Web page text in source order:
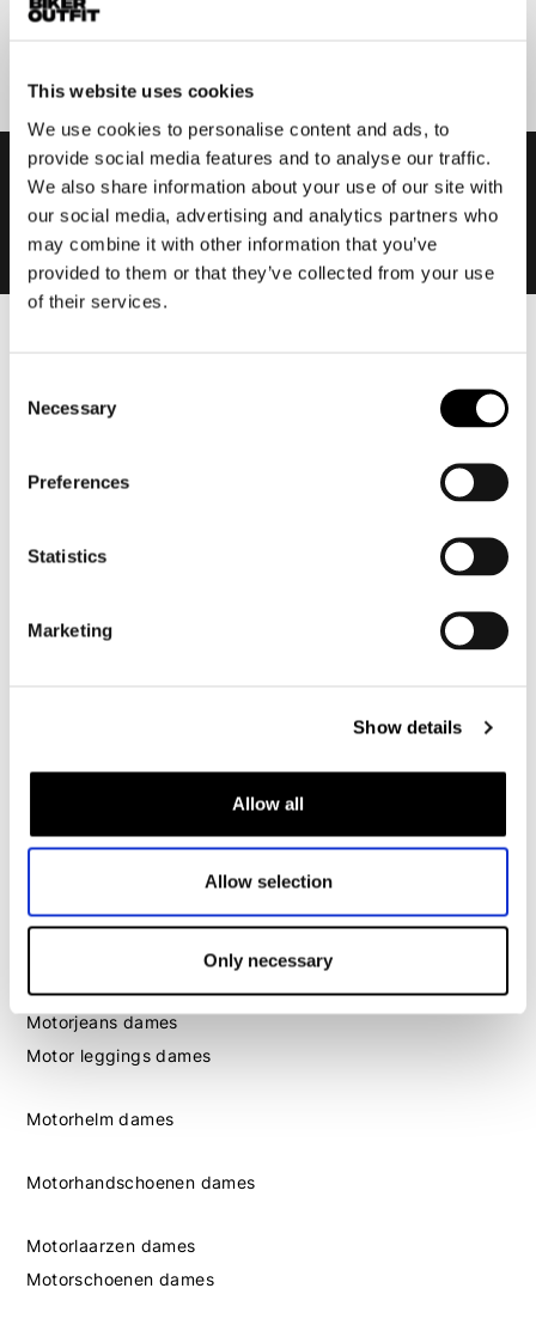
This website uses cookies
We use cookies to personalise content and ads, to
provide social media features and to analyse our traffic.
We also share information about your use of our site with
our social media, advertising and analytics partners who
may combine it with other information that you’ve
provided to them or that they’ve collected from your use
of their services.
Selection
Necessary
Preferences
Statistics
Marketing
Show details
Allow all
Allow selection
Only necessary
Motorjas heren
Motorpak heren
Motorhoodie heren
Motorschoenen heren
Dames
Motorjas dames
Motorpak dames
Motorjeans dames
Motor leggings dames
Motorhelm dames
Motorhandschoenen dames
Motorlaarzen dames
Motorschoenen dames